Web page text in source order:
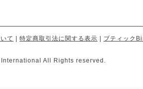
て 特定商取引法に関する表示 ブティック
All Rights reserved.